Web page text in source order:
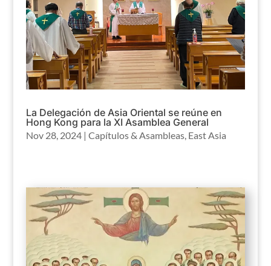
La Delegación de Asia Oriental se reúne en
Hong Kong para la XI Asamblea General
Nov 28, 2024| Capítulos & Asambleas, East Asia